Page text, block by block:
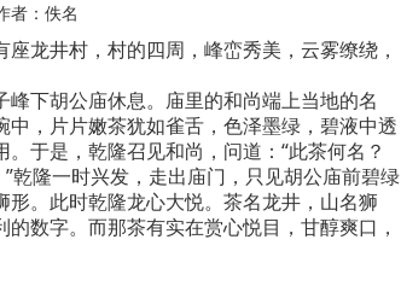
：佚名
龙井村，村的四周，峰峦秀美，云雾缭绕，
下胡公庙休息。庙里的和尚端上当地的名
，片片嫩茶犹如雀舌，色泽墨绿，碧液中透
于是，乾隆召见和尚，问道：“此茶何名？
乾隆一时兴发，走出庙门，只见胡公庙前碧绿
。此时乾隆龙心大悦。茶名龙井，山名狮
数字。而那茶有实在赏心悦目，甘醇爽口，